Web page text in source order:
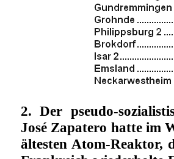
2. Der pseudo-
José Zapatero hatte im
ältesten Atom-Reaktor,